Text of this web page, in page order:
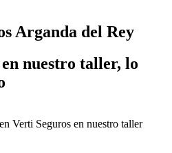
Arganda del Rey
nuestro taller, lo
Verti Seguros en nuestro taller